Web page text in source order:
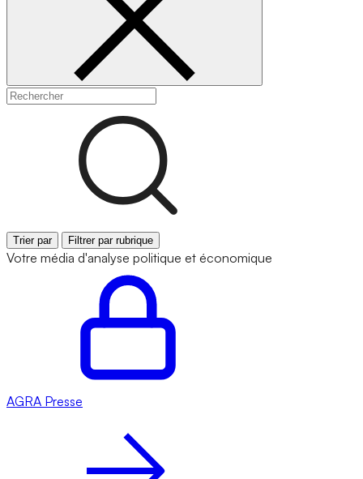
Trier par Filtrer par rubrique
Votre média d'analyse politique et économique
AGRA Presse